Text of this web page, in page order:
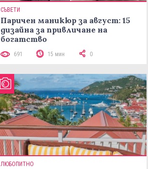
СЪВЕТИ
Паричен маникюр за август: 15
дизайна за привличане на
богатство
691 15 мин 0
ЛЮБОПИТНО